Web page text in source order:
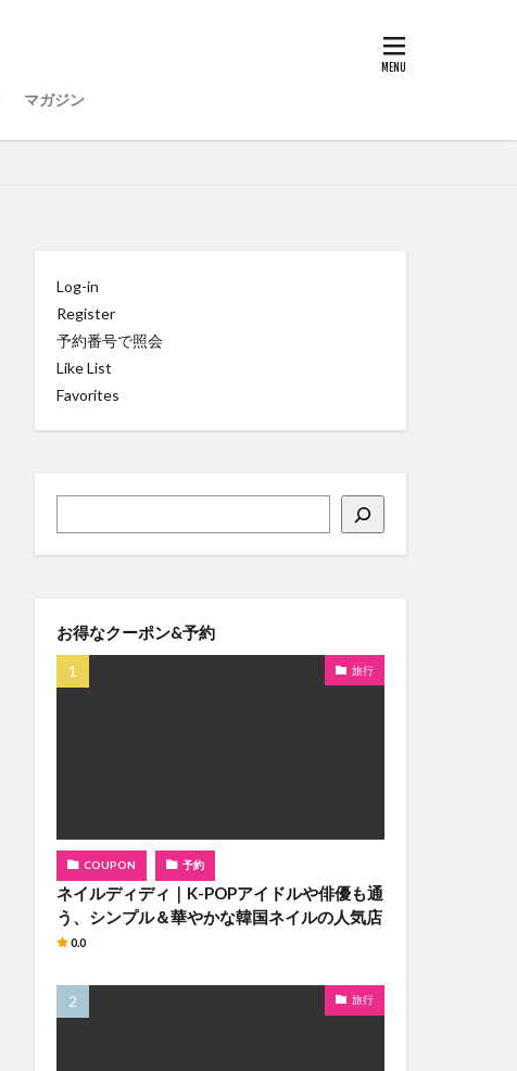
マガジン
Log-in
Register
予約番号で照会
Like List
Favorites
お得なクーポン&予約
旅行
COUPON 予約
ネイルディディ｜K-POPアイドルや俳優も通
う、シンプル＆華やかな韓国ネイルの人気店
0.0
旅行